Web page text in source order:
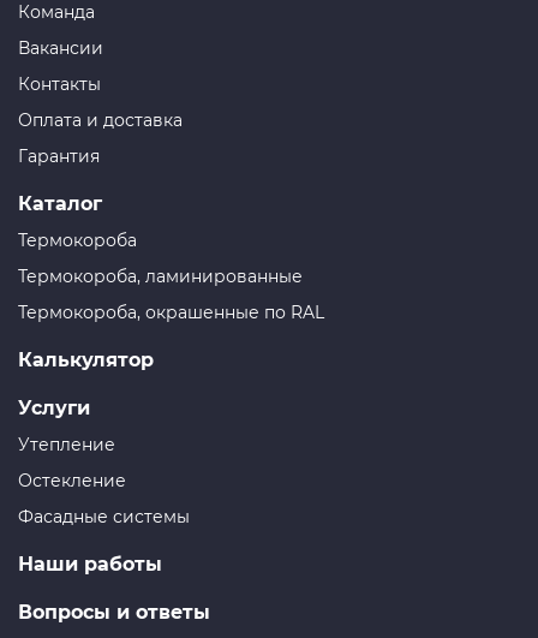
Команда
Вакансии
Контакты
Оплата и доставка
Гарантия
Каталог
Термокороба
Термокороба, ламинированные
Термокороба, окрашенные по RAL
Калькулятор
Услуги
Утепление
Остекление
Фасадные системы
Наши работы
Вопросы и ответы